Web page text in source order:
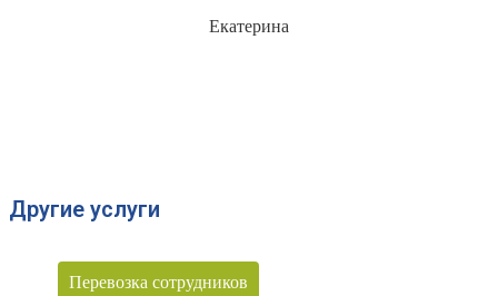
Екатерина
Другие услуги
Перевозка сотрудников